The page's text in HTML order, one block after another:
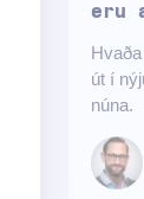
eru
út í
núna.